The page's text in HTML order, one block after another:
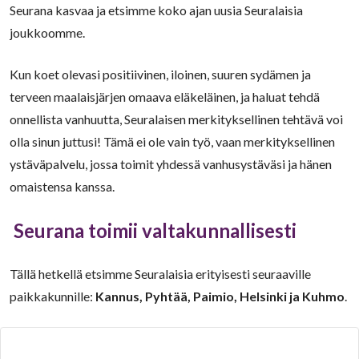
Seurana kasvaa ja etsimme koko ajan uusia Seuralaisia
joukkoomme.
Kun koet olevasi positiivinen, iloinen, suuren sydämen ja
terveen maalaisjärjen omaava eläkeläinen, ja haluat tehdä
onnellista vanhuutta, Seuralaisen merkityksellinen tehtävä voi
olla sinun juttusi! Tämä ei ole vain työ, vaan merkityksellinen
ystäväpalvelu, jossa toimit yhdessä vanhusystäväsi ja hänen
omaistensa kanssa.
Seurana toimii valtakunnallisesti
Tällä hetkellä etsimme Seuralaisia erityisesti seuraaville
paikkakunnille: Kannus, Pyhtää, Paimio, Helsinki ja Kuhmo.